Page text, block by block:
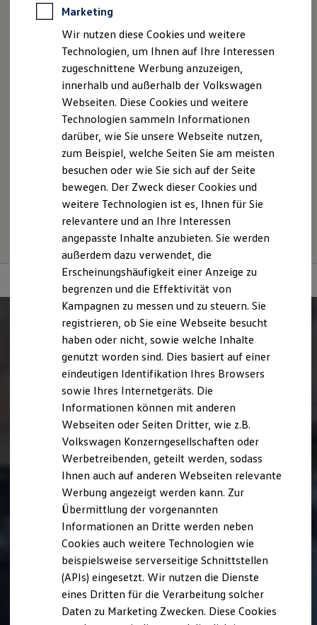
Rekuperation
Laden unterwegs
Laden Zuhause
Ladestationen finden
Ladezeitensimulator
Batterie
Sicherheit
Nachhaltigkeit
Technologie
Kosten und Kauf
Verbrauchskosten
Kaufoptionen
E-Auto-Förderung
Software und Konnektivität
Die ID. Software 6
ID. Software Versionen und Updates
Digitale Extras
Schnittstellen zu Ihrem ID.
Marke und Erlebnis
Volkswagen R und R Experience
R-Modelle
R Experience
Driving Experience
Volkswagen entdecken
Werkbesichtigung
Lifestyle Shop
T-Roc Kollektion
Golf Kollektion
Volkswagen Kollektion
R-Kollektion
GTI Kollektion
Fußball Drop
we drive football
#wedriveproud
Besitzer und Service
myVolkswagen
Software Updates
Service und Ersatzteile
Inspektion und HU/AU
Reparaturen und Checks
Motorenöl und Flüssigkeiten
Räder und Reifen
Pannen- und Unfallhilfe
Economy Service
deutschen Lieferprogramm abweichen. Abgebildet sind
teilweise Sonderausstattungen der Fahrzeuge gegen
Mehrpreis.
Bitte beachten Sie auch unseren Konfigurator für eine
Übersicht der aktuell verfügbaren Modelle und Ausstattungen.
Die angegebenen Verbrauchs- und Emissionswerte beziehen
sich nicht auf ein einzelnes Fahrzeug und sind nicht Bestandteil
des Angebots, sondern dienen allein Vergleichszwecken
zwischen den verschiedenen Fahrzeugtypen.
Zusatzausstattungen und Zubehör(Anbauteile, Reifenformat
usw.) können relevante Fahrzeugparameter, wie
Witterungs- und Verkehrsbedingungen sowie dem
individuellen Fahrverhalten den Kraftstoffverbrauch, den
Stromverbrauch, die CO₂-Emissionen und die
Fahrleistungswerte eines Fahrzeugs beeinflussen.
Marketing
Wir nutzen diese Cookies und weitere
Technologien, um Ihnen auf Ihre Interessen
zugeschnittene Werbung anzuzeigen,
innerhalb und außerhalb der Volkswagen
Webseiten. Diese Cookies und weitere
Technologien sammeln Informationen
darüber, wie Sie unsere Webseite nutzen,
zum Beispiel, welche Seiten Sie am meisten
besuchen oder wie Sie sich auf der Seite
bewegen. Der Zweck dieser Cookies und
weitere Technologien ist es, Ihnen für Sie
relevantere und an Ihre Interessen
angepasste Inhalte anzubieten. Sie werden
außerdem dazu verwendet, die
Erscheinungshäufigkeit einer Anzeige zu
begrenzen und die Effektivität von
Kampagnen zu messen und zu steuern. Sie
registrieren, ob Sie eine Webseite besucht
haben oder nicht, sowie welche Inhalte
genutzt worden sind. Dies basiert auf einer
eindeutigen Identifikation Ihres Browsers
sowie Ihres Internetgeräts. Die
Informationen können mit anderen
Webseiten oder Seiten Dritter, wie z.B.
Volkswagen Konzerngesellschaften oder
Werbetreibenden, geteilt werden, sodass
Ihnen auch auf anderen Webseiten relevante
Werbung angezeigt werden kann. Zur
Übermittlung der vorgenannten
Informationen an Dritte werden neben
Cookies auch weitere Technologien wie
beispielsweise serverseitige Schnittstellen
(APIs) eingesetzt. Wir nutzen die Dienste
eines Dritten für die Verarbeitung solcher
Daten zu Marketing Zwecken. Diese Cookies